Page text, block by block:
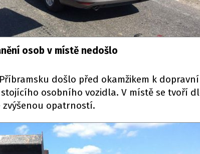
osob v místě nedošlo
došlo před okamžikem k
osobního vozidla. V místě se tvoří
zvýšenou opatrností.